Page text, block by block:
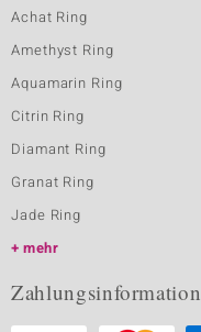
Achat Ring
Amethyst Ring
Aquamarin Ring
Citrin Ring
Diamant Ring
Granat Ring
Jade Ring
mehr
Zahlungsinformation